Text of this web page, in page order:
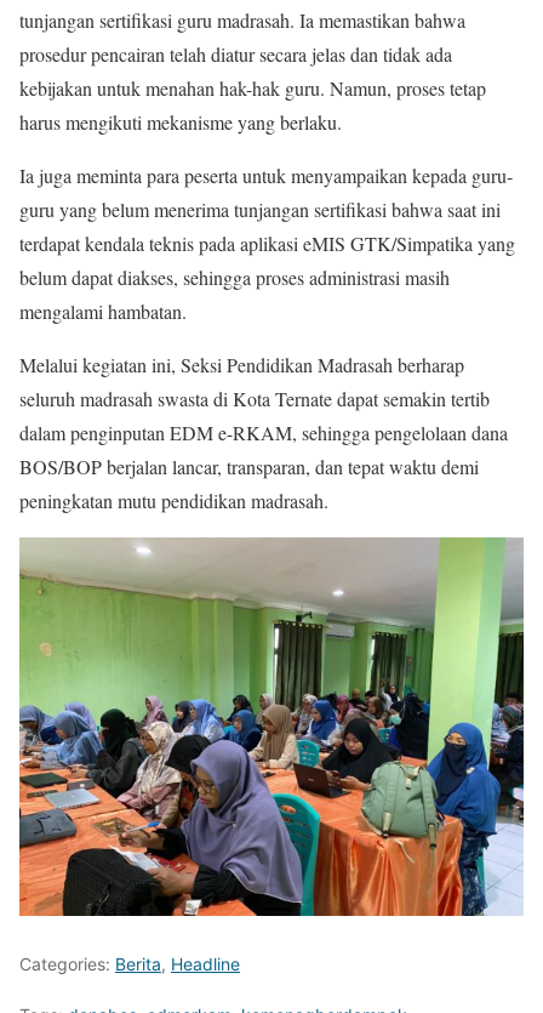
tunjangan sertifikasi guru madrasah. Ia memastikan bahwa
prosedur pencairan telah diatur secara jelas dan tidak ada
kebijakan untuk menahan hak-hak guru. Namun, proses tetap
harus mengikuti mekanisme yang berlaku.
Ia juga meminta para peserta untuk menyampaikan kepada guru-
guru yang belum menerima tunjangan sertifikasi bahwa saat ini
terdapat kendala teknis pada aplikasi eMIS GTK/Simpatika yang
belum dapat diakses, sehingga proses administrasi masih
mengalami hambatan.
Melalui kegiatan ini, Seksi Pendidikan Madrasah berharap
seluruh madrasah swasta di Kota Ternate dapat semakin tertib
dalam penginputan EDM e-RKAM, sehingga pengelolaan dana
BOS/BOP berjalan lancar, transparan, dan tepat waktu demi
peningkatan mutu pendidikan madrasah.
Categories: Berita, Headline